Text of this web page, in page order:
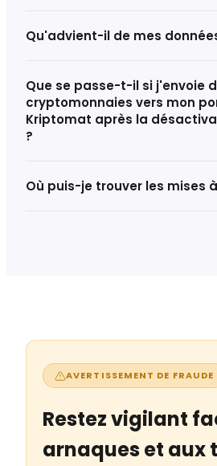
Qu'advient-il de mes
Que se passe-t-il si j'envoie
cryptomonnaies vers mon
Kriptomat après la
?
Où puis-je trouver les mises
AVERTISSEMENT DE FRAUDE
Restez vigilant
arnaques et aux